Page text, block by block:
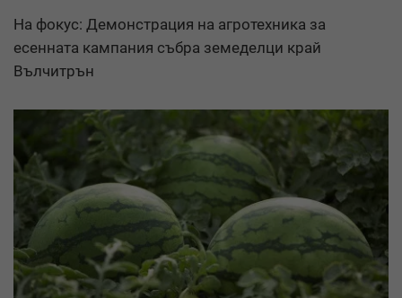
На фокус: Демонстрация на агротехника за
есенната кампания събра земеделци край
Вълчитрън